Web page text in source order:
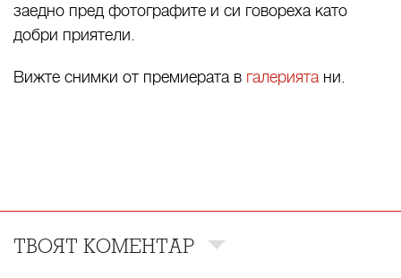
заедно пред фотографите и си говореха като
добри приятели.
Вижте снимки от премиерата в галериятани.
ТВОЯТ КОМЕНТАР